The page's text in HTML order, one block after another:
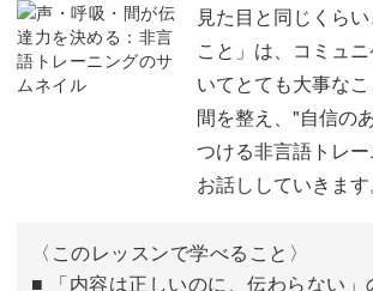
音をしっかり聞き取る
情報を取捨選択する
自分なりに理解したことを相手に確認
一言にまとめる」練習
おわりに
見た目と同じくら
こと」は、コミュ
いてとても大事な
間を整え、"自信の
つける非言語トレ
お話ししていきます
〈このレッスンで学べること〉
■ 「内容は正しいのに、伝わらない」